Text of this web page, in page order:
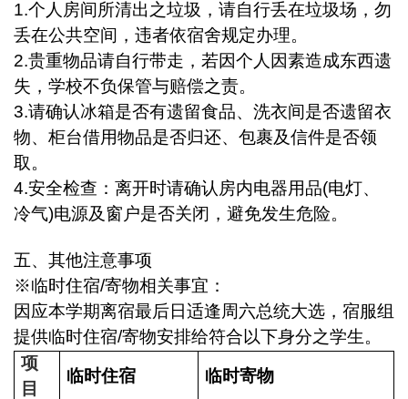
1.个人房间所清出之垃圾，请自行丢在垃圾场，勿
丢在公共空间，违者依宿舍规定办理。
2.贵重物品请自行带走，若因个人因素造成东西遗
失，学校不负保管与赔偿之责。
3.请确认冰箱是否有遗留食品、洗衣间是否遗留衣
物、柜台借用物品是否归还、包裹及信件是否领
取。
4.安全检查：离开时请确认房内电器用品(电灯、
冷气)电源及窗户是否关闭，避免发生危险。
五、其他注意事项
※临时住宿/寄物相关事宜：
因应本学期离宿最后日适逢周六总统大选，宿服组
提供临时住宿/寄物安排给符合以下身分之学生。
项
目
临时住宿 临时寄物